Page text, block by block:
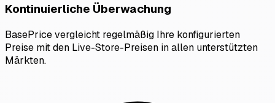
Kontinuierliche Überwachung
BasePrice vergleicht regelmäßig Ihre konfigurierten
Preise mit den Live-Store-Preisen in allen unterstützten
Märkten.